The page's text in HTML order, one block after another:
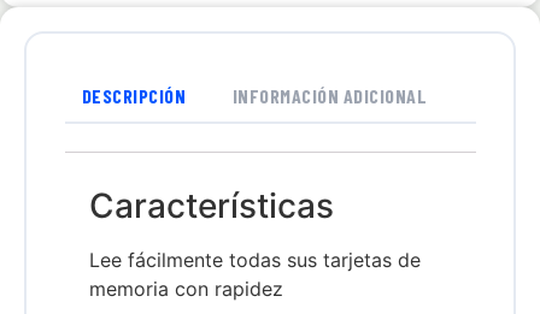
DESCRIPCIÓN INFORMACIÓN ADICIONAL
Características
Lee fácilmente todas sus tarjetas de
memoria con rapidez